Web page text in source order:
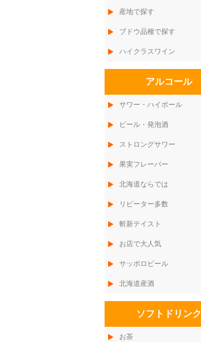
産地で探す
ブドウ品種で探す
ハイクラスワイン
アルコール
サワー・ハイボール
ビール・発泡酒
ストロングサワー
果実フレーバー
北海道ならでは
リピーター多数
斬新テイスト
お店で大人気
サッポロビール
北海道産酒
ソフトドリンク
お茶